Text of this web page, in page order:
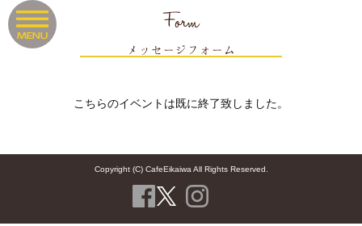
Form
メッセージフォーム
こちらのイベントは既に終了致しました。
Copyright (C) CafeEikaiwa All Rights Reserved.